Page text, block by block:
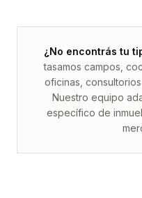
¿No encontrás tu
tasamos campos,
oficinas,
Nuestro equipo
específico de